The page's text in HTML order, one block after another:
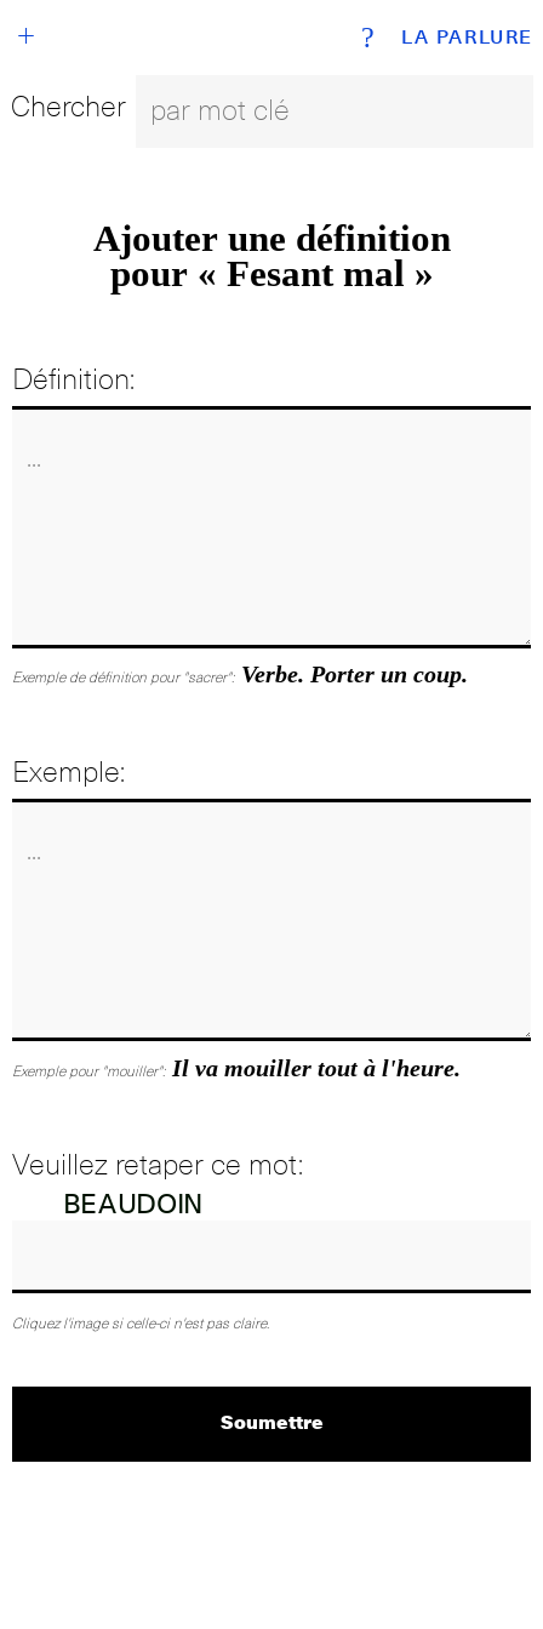
LA PARLURE
+ ?
Chercher
Ajouter une définition
pour « Fesant mal »
Définition:
Exemple de définition pour "sacrer": Verbe. Porter un coup.
Exemple:
Exemple pour "mouiller": Il va mouiller tout à l'heure.
Veuillez retaper ce mot:
Cliquez l'image si celle-ci n'est pas claire.
Soumettre